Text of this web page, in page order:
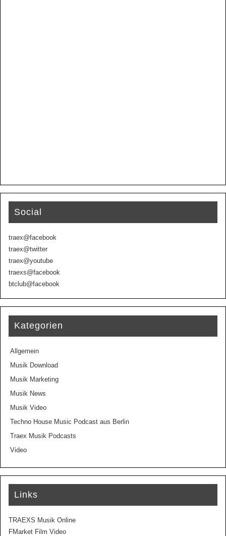
Social
traex@facebook
traex@twitter
traex@youtube
traexs@facebook
btclub@facebook
Kategorien
Allgemein
Musik Download
Musik Marketing
Musik News
Musik Video
Techno House Music Podcast aus Berlin
Traex Musik Podcasts
Video
Links
TRAEXS Musik Online
FMarket Film Video